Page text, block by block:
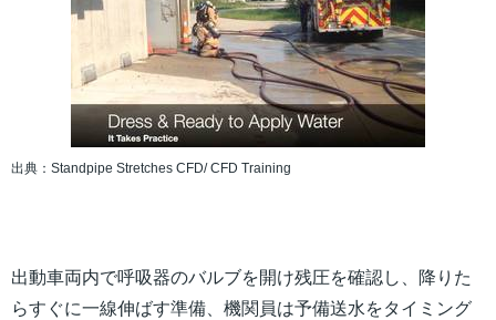
出典：Standpipe Stretches CFD/ CFD Training
出動車両内で呼吸器のバルブを開け残圧を確認し、降りた
らすぐに一線伸ばす準備、機関員は予備送水をタイミング